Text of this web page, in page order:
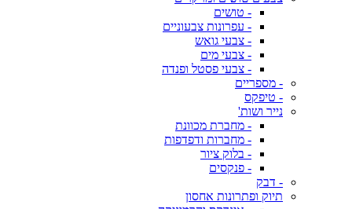
- טושים
- עפרונות צבעוניים
- צבעי גואש
- צבעי מים
- צבעי פסטל ופנדה
- מספריים
- טיפקס
נייר ושות'
- מחברת מכוונת
- מחברות ודפדפות
- בלוק ציור
- פנקסים
- דבק
תיוק ופתרונות אחסון